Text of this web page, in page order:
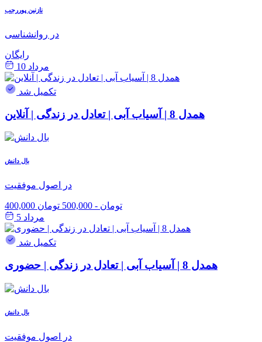
نازنین پوررجب
در روانشناسی
رایگان
مرداد 10
تکمیل شد
همدل 8 | آسیاب آبی | تعادل در زندگی | آنلاین
بال دانش
در اصول موفقیت
400,000 تومان - 500,000 تومان
مرداد 5
تکمیل شد
همدل 8 | آسیاب آبی | تعادل در زندگی | حضوری
بال دانش
در اصول موفقیت